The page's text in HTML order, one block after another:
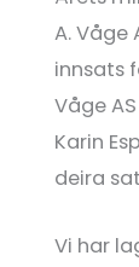
A. Våge
innsats
Våge
Karin
deira
Vi har